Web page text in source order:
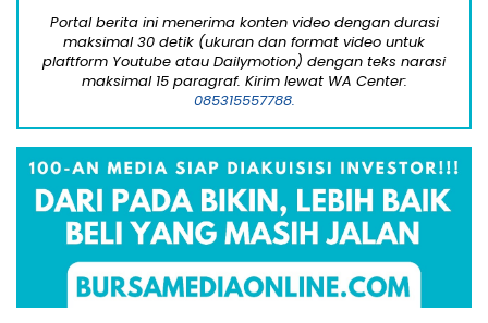
Portal berita ini menerima konten video dengan durasi
maksimal 30 detik (ukuran dan format video untuk
plaftform Youtube atau Dailymotion) dengan teks narasi
maksimal 15 paragraf. Kirim lewat WA Center:
085315557788.